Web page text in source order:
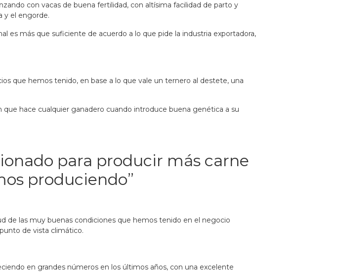
con vacas de buena fertilidad, con altísima facilidad de parto y
y el engorde.
es más que suficiente de acuerdo a lo que pide la industria exportadora,
que hemos tenido, en base a lo que vale un ternero al destete, una
hace cualquier ganadero cuando introduce buena genética a su
para producir más carne
produciendo”
de las muy buenas condiciones que hemos tenido en el negocio
de vista climático.
en grandes números en los últimos años, con una excelente